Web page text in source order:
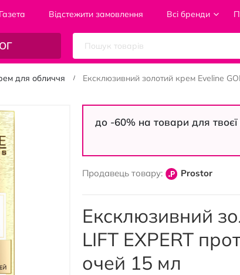
Газета Відстежити замовлення Всі бренди
для обличчя Ексклюзивний золотий крем Eveline
до -60% на товари для
Продавець товару: Prostor
Ексклюзивний
LIFT EXPERT
очей 15 мл